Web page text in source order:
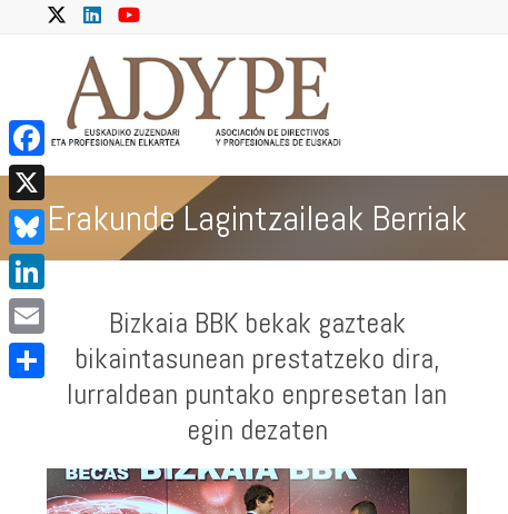
ADYPE
Erakunde Lagintzaileak Berriak
Bizkaia BBK bekak gazteak
bikaintasunean prestatzeko dira,
lurraldean puntako enpresetan lan
egin dezaten
F
a
c
e
b
o
X
B
l
u
e
L
i
n
E